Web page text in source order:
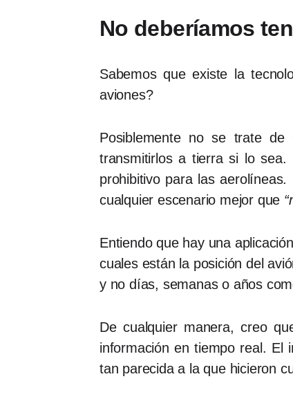
No deberíamos
Sabemos que existe la
aviones?
Posiblemente no se trate
transmitirlos a tierra si lo sea.
prohibitivo para las
cualquier escenario mejor que
Entiendo que hay una
cuales están la posición del
y no días, semanas o años
De cualquier manera, creo
información en tiempo real. El
tan parecida a la que hicieron